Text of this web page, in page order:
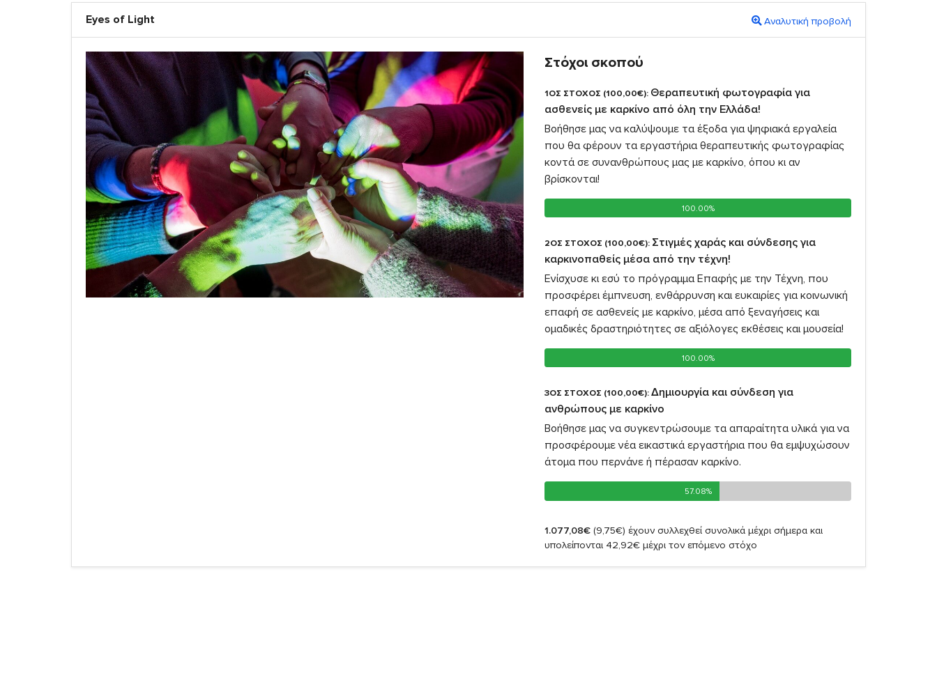
Eyes of Light Αναλυτική προβολή
Στόχοι σκοπού
1ΟΣ ΣΤΟΧΟΣ (100,00€): Θεραπευτική φωτογραφία για
ασθενείς με καρκίνο από όλη την Ελλάδα!
Βοήθησε μας να καλύψουμε τα έξοδα για ψηφιακά εργαλεία
που θα φέρουν τα εργαστήρια θεραπευτικής φωτογραφίας
κοντά σε συνανθρώπους μας με καρκίνο, όπου κι αν
βρίσκονται!
100.00%
100.00%
2ΟΣ ΣΤΟΧΟΣ (100,00€): Στιγμές χαράς και σύνδεσης για
καρκινοπαθείς μέσα από την τέχνη!
Ενίσχυσε κι εσύ το πρόγραμμα Επαφής με την Τέχνη, που
προσφέρει έμπνευση, ενθάρρυνση και ευκαιρίες για κοινωνική
επαφή σε ασθενείς με καρκίνο, μέσα από ξεναγήσεις και
ομαδικές δραστηριότητες σε αξιόλογες εκθέσεις και μουσεία!
100.00%
100.00%
3ΟΣ ΣΤΟΧΟΣ (100,00€):Δημιουργία και σύνδεση για
ανθρώπους με καρκίνο
Βοήθησε μας να συγκεντρώσουμε τα απαραίτητα υλικά για να
προσφέρουμε νέα εικαστικά εργαστήρια που θα εμψυχώσουν
άτομα που περνάνε ή πέρασαν καρκίνο.
57.08%
57.08%
1.077,08€ (9,75€) έχουν συλλεχθεί συνολικά μέχρι σήμερα και
υπολείπονται 42,92€ μέχρι τον επόμενο στόχο